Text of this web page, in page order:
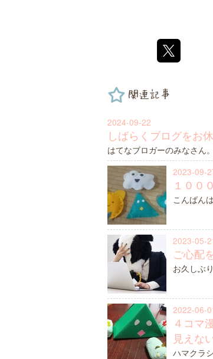
関連記事
2024-09-22
しばらくブログをお
はてなブロガーのみなさん
2023-09-
１００
こんばん
2023-05-
ご心配
お久しぶ
2022-06-
４コマ
見えな
ハマクラ